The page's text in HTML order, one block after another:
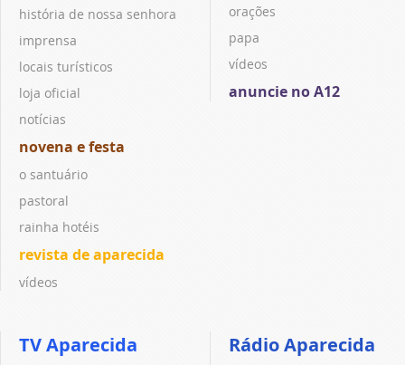
história de nossa senhora
imprensa
locais turísticos
loja oficial
notícias
novena e festa
o santuário
pastoral
rainha hotéis
revista de aparecida
vídeos
orações
papa
vídeos
anuncie no A12
TV Aparecida Rádio Aparecida